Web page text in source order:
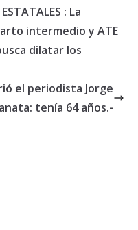
: La
intermedio y ATE
dilatar los
el periodista Jorge
tenía 64 años.-